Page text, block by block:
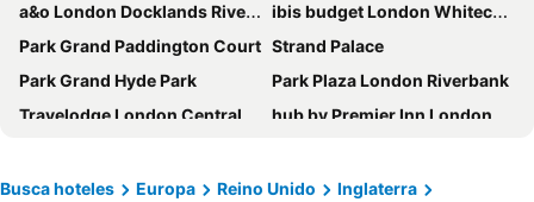
a&o London Docklands Riverside
ibis budget London Whitechapel - Brick Lane
Park Grand Paddington Court Strand Palace
Park Grand Hyde Park
Park Plaza London Riverbank
Travelodge London Central City Road
hub by Premier Inn London Westminster Abbey hotel
The Resident Kensington
LSE Carr-Saunders Hall
Busca hoteles Europa Reino Unido
Inglaterra